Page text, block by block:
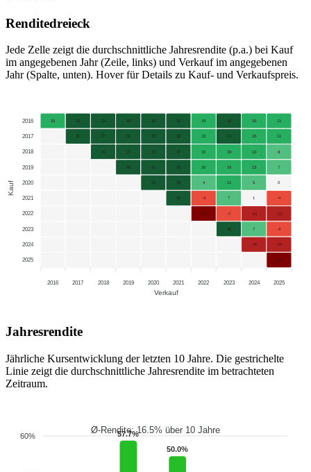
Renditedreieck
Jede Zelle zeigt die durchschnittliche Jahresrendite (p.a.) bei Kauf
im angegebenen Jahr (Zeile, links) und Verkauf im angegebenen
Jahr (Spalte, unten). Hover für Details zu Kauf- und Verkaufspreis.
2016
2017
2018
2019
2020
2021
2022
2023
2024
2025
Kauf
15 25 23 30 30 32 18 20 16 11
36 27 36 34 36 19 21 16 11
20 37 33 37 16 19 13 8
58 41 43 16 19 13 7
25 36 4 11 5 0
50 -4 7 1 -4
-37 -7 -10 -13
36 7 -4
-16 -19
-22
2016 2017 2018 2019 2020 2021 2022 2023 2024 2025
Verkauf
Jahresrendite
Jährliche Kursentwicklung der letzten 10 Jahre. Die gestrichelte
Linie zeigt die durchschnittliche Jahresrendite im betrachteten
Zeitraum.
Ø-Rendite: 16.5% über 10 Jahre
60% 57.7%
50.0%